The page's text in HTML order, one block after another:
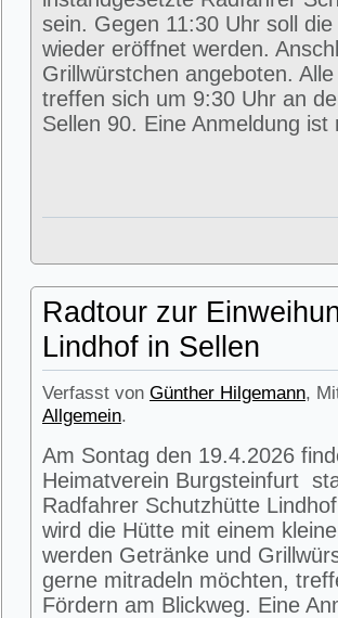
sein. Gegen 11:30 Uhr soll
wieder eröffnet werden.
Grillwürstchen angeboten.
treffen sich um 9:30 Uhr an
Sellen 90. Eine Anmeldung
Radtour zur
Lindhof in Sellen
Verfasst von Günther Hilgemann,
Allgemein.
Am Sontag den 19.4.2026
Heimatverein Burgsteinfurt
Radfahrer Schutzhütte
wird die Hütte mit einem
werden Getränke und
gerne mitradeln möchten,
Fördern am Blickweg. Eine